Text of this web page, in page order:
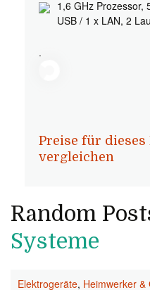
1,6 GHz Prozessor,
USB / 1 x LAN, 2
.
Preise für dieses
vergleichen
Random
Systeme
Elektrogeräte, Heimwerker &